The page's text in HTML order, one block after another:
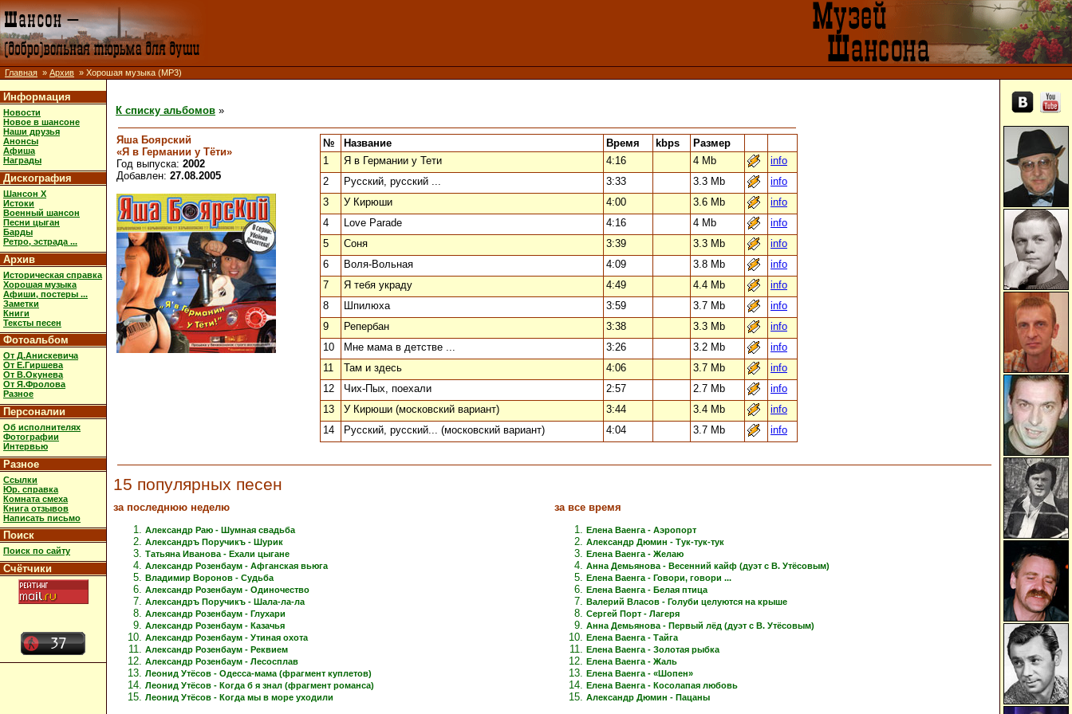
Главная » Архив » Хорошая музыка (MP3)
Информация
Новости
Новое в шансоне
Наши друзья
Анонсы
Афиша
Награды
Дискография
Шансон X
Истоки
Военный шансон
Песни цыган
Барды
Ретро, эстрада ...
Архив
Историческая справка
Хорошая музыка
Афиши, постеры ...
Заметки
Книги
Тексты песен
Фотоальбом
От Д.Анискевича
От Е.Гиршева
От В.Окунева
От Я.Фролова
Разное
Персоналии
Об исполнителях
Фотографии
Интервью
Разное
Ссылки
Юр. справка
Комната смеха
Книга отзывов
Написать письмо
Поиск
Поиск по сайту
Счётчики
К списку альбомов »
Яша Боярский
«Я в Германии у Тёти»
Год выпуска: 2002
Добавлен: 27.08.2005
№ Название Время kbps
Размер
1
Я в Германии у Тети 4:16 4 Mb
info
2
Русский, русский ... 3:33 3.3 Mb
info
3
У Кирюши 4:00 3.6 Mb
info
4
Love Parade 4:16 4 Mb
info
5
Соня 3:39 3.3 Mb
info
6
Воля-Вольная 4:09 3.8 Mb
info
7
Я тебя украду 4:49 4.4 Mb
info
8
Шпилюха 3:59 3.7 Mb
info
9
Репербан 3:38 3.3 Mb
info
10
Мне мама в детстве ... 3:26 3.2 Mb
info
11
Там и здесь 4:06 3.7 Mb
info
12
Чих-Пых, поехали 2:57 2.7 Mb
info
13
У Кирюши (московский вариант) 3:44 3.4 Mb
info
14
Русский, русский... (московский вариант) 4:04 3.7 Mb info
15 популярных песен
за последнюю неделю
Александр Раю - Шумная свадьба
Александръ Поручикъ - Шурик
Татьяна Иванова - Ехали цыгане
Александр Розенбаум - Афганская вьюга
Владимир Воронов - Судьба
Александр Розенбаум - Одиночество
Александръ Поручикъ - Шала-ла-ла
Александр Розенбаум - Глухари
Александр Розенбаум - Казачья
Александр Розенбаум - Утиная охота
Александр Розенбаум - Реквием
Александр Розенбаум - Лесосплав
Леонид Утёсов - Одесса-мама (фрагмент куплетов)
Леонид Утёсов - Когда б я знал (фрагмент романса)
Леонид Утёсов - Когда мы в море уходили
за все время
Елена Ваенга - Аэропорт
Александр Дюмин - Тук-тук-тук
Елена Ваенга - Желаю
Анна Демьянова - Весенний кайф (дуэт с В. Утёсовым)
Елена Ваенга - Говори, говори ...
Елена Ваенга - Белая птица
Валерий Власов - Голуби целуются на крыше
Сергей Порт - Лагеря
Анна Демьянова - Первый лёд (дуэт с В. Утёсовым)
Елена Ваенга - Тайга
Елена Ваенга - Золотая рыбка
Елена Ваенга - Жаль
Елена Ваенга - «Шопен»
Елена Ваенга - Косолапая любовь
Александр Дюмин - Пацаны